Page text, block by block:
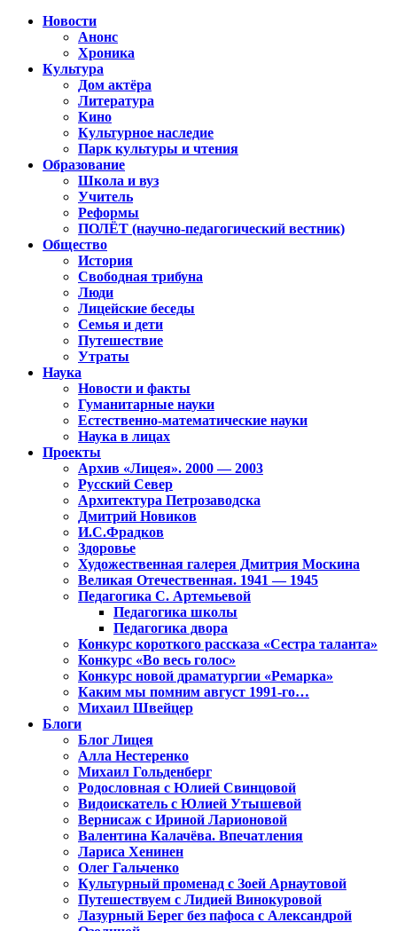
Новости
Анонс
Хроника
Культура
Дом актёра
Литература
Кино
Культурное наследие
Парк культуры и чтения
Образование
Школа и вуз
Учитель
Реформы
ПОЛЁТ (научно-педагогический вестник)
Общество
История
Свободная трибуна
Люди
Лицейские беседы
Семья и дети
Путешествие
Утраты
Наука
Новости и факты
Гуманитарные науки
Естественно-математические науки
Наука в лицах
Проекты
Архив «Лицея». 2000 — 2003
Русский Север
Архитектура Петрозаводска
Дмитрий Новиков
И.С.Фрадков
Здоровье
Художественная галерея Дмитрия Москина
Великая Отечественная. 1941 — 1945
Педагогика С. Артемьевой
Педагогика школы
Педагогика двора
Конкурс короткого рассказа «Сестра таланта»
Конкурс «Во весь голос»
Конкурс новой драматургии «Ремарка»
Каким мы помним август 1991-го…
Михаил Швейцер
Блоги
Блог Лицея
Алла Нестеренко
Михаил Гольденберг
Родословная с Юлией Свинцовой
Видоискатель с Юлией Утышевой
Вернисаж с Ириной Ларионовой
Валентина Калачёва. Впечатления
Лариса Хенинен
Олег Гальченко
Культурный променад с Зоей Арнаутовой
Путешествуем с Лидией Винокуровой
Лазурный Берег без пафоса с Александрой